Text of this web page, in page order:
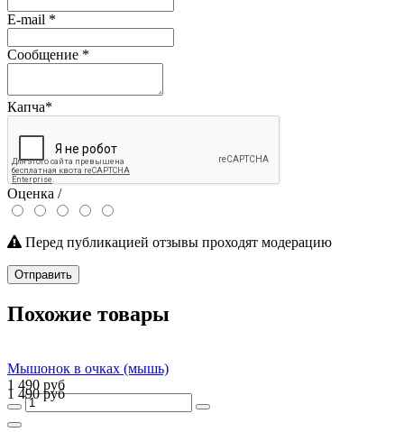
E-mail *
Сообщение *
Капча*
Оценка /
Перед публикацией отзывы проходят модерацию
Отправить
Похожие товары
Мышонок в очках (мышь)
1 490 руб
1 490 руб